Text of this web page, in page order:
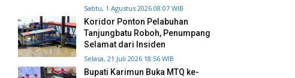
Sabtu, 1 Agustus 2026 08:07 WIB
Koridor Ponton Pelabuhan
Tanjungbatu Roboh, Penumpang
Selamat dari Insiden
Selasa, 21 Juli 2026 18:56 WIB
Bupati Karimun Buka MTQ ke-